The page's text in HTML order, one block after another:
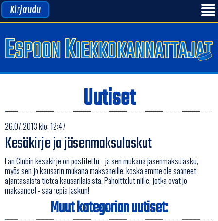
Kirjaudu
Uutiset
26.07.2013 klo: 12:47
Kesäkirje ja jäsenmaksulaskut
Fan Clubin kesäkirje on postitettu - ja sen mukana jäsenmaksulasku,
myös sen jo kausarin mukana maksaneille, koska emme ole saaneet
ajantasaista tietoa kausarilaisista. Pahoittelut niille, jotka ovat jo
maksaneet - saa repiä laskun!
Muut kategorian uutiset: